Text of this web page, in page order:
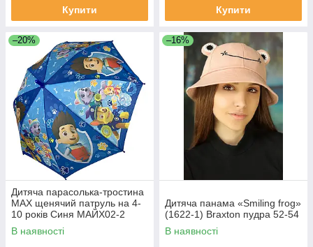
Купити Купити
–20%
Дитяча парасолька-тростина
MАХ щенячий патруль на 4-
10 років Синя МАЙХ02-2
В наявності
–16%
Дитяча панама «Smiling frog»
(1622-1) Braxton пудра 52-54
В наявності